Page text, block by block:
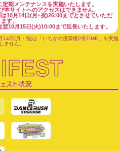
期メンテナンスを実施いたします。
サイトへのアクセスはできません。
10月14日(月･祝)26:00までとさせていただ
ます。
10月15日(火)10:00まで延長いたします。
日(月・祝)は「いちかの投票権2倍TIME」を実施
ません。